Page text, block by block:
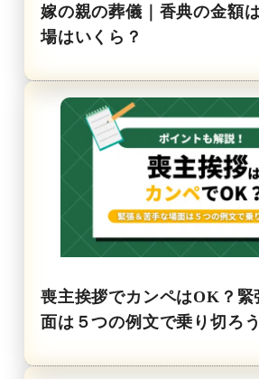
嫁の親の葬儀｜香典の金額
場はいくら？
喪主挨拶でカンペはOK？緊
面は５つの例文で乗り切ろう